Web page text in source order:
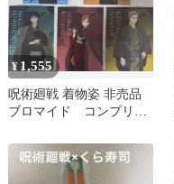
¥ 1,555
呪術廻戦 着物姿 非売品
ブロマイド コンプリー